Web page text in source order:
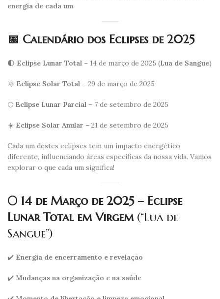
energia de cada um.
📅 Calendário dos Eclipses de 2025
🌓 Eclipse Lunar Total – 14 de março de 2025 (Lua de Sangue)
🌞 Eclipse Solar Total – 29 de março de 2025
🌕 Eclipse Lunar Parcial – 7 de setembro de 2025
☀️ Eclipse Solar Anular – 21 de setembro de 2025
Cada um destes eclipses tem um impacto energético
diferente, influenciando áreas específicas da nossa vida. Vamos
explorar o que cada um significa!
🌕 14 de Março de 2025 – Eclipse
Lunar Total em Virgem(“Lua de
Sangue”)
✔️ Energia de encerramento e revelação
✔️ Mudanças na organização e na saúde